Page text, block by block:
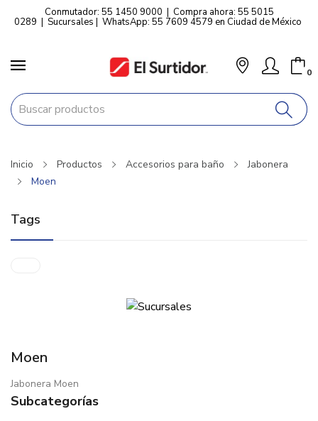
Conmutador: 55 1450 9000 | Compra ahora: 55 5015
0289 | Sucursales | WhatsApp: 55 7609 4579 en Ciudad de México
0
Inicio Productos Accesorios para baño
Jabonera
Moen
Tags
Moen
Jabonera Moen
Subcategorías